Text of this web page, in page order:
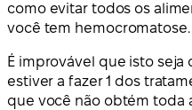
como evitar todos os
você tem hemocromatose.
É improvável que isto
estiver a fazer 1 dos
que você não obtém toda